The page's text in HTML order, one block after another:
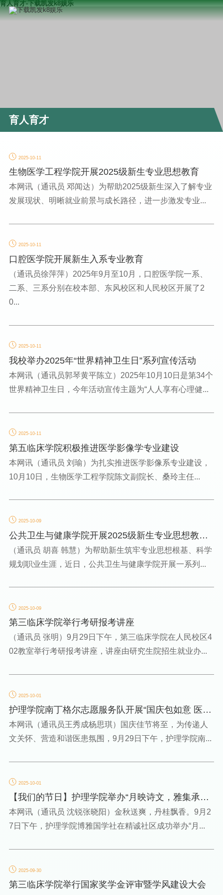
育人育才-下载凯发k8娱乐
育人育才
2025-10-11
生物医学工程学院开展2025级新生专业思想教育
本网讯（通讯员 邓闻达）为帮助2025级新生深入了解专业
发展现状、明晰就业前景与成长路径，进一步激发专业...
2025-10-11
口腔医学院开展新生入系专业教育
（通讯员徐萍萍）2025年9月至10月，口腔医学院一系、
二系、三系分别在校本部、东风校区和人民校区开展了2
0...
2025-10-11
我校举办2025年“世界精神卫生日”系列宣传活动
本网讯（通讯员郭琴黄平陈立）2025年10月10日是第34个
世界精神卫生日，今年活动宣传主题为“人人享有心理健...
2025-10-11
第五临床学院积极推进医学影像学专业建设
本网讯（通讯员 刘瑜）为扎实推进医学影像系专业建设，
10月10日，生物医学工程学院陈文副院长、桑玲主任...
2025-10-09
公共卫生与健康学院开展2025级新生专业思想教育
暨职业生涯规划教...
（通讯员 胡喜 韩慧）为帮助新生筑牢专业思想根基、科学
规划职业生涯，近日，公共卫生与健康学院开展一系列...
2025-10-09
第三临床学院举行考研报考讲座
（通讯员 张明）9月29日下午，第三临床学院在人民校区4
02教室举行考研报考讲座，讲座由研究生院招生就业办...
2025-10-01
护理学院南丁格尔志愿服务队开展“国庆包如意 医患
共安康”活动
本网讯（通讯员王秀成杨思琪）国庆佳节将至，为传递人
文关怀、营造和谐医患氛围，9月29日下午，护理学院南...
2025-10-01
【我们的节日】护理学院举办“月映诗文，雅集承
韵”活动
本网讯（通讯员 沈锐张晓阳）金秋送爽，丹桂飘香。9月2
7日下午，护理学院博雅国学社在精诚社区成功举办“月...
2025-09-30
第三临床学院举行国家奖学金评审暨学风建设大会